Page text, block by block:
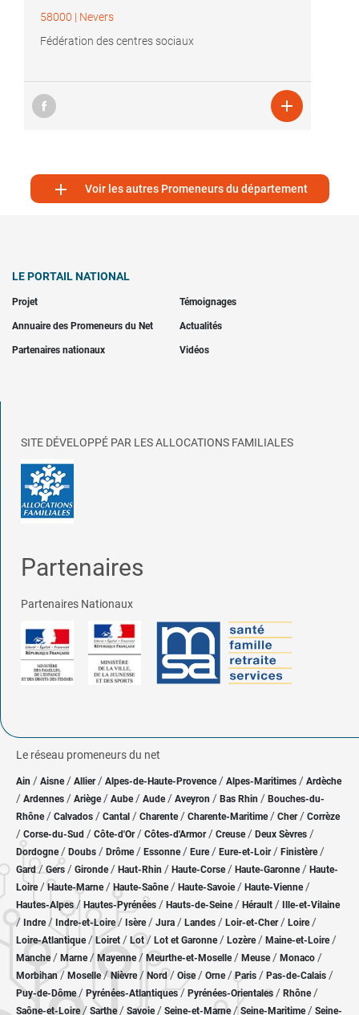
58000 | Nevers
Fédération des centres sociaux

 Voir les autres Promeneurs du département
LE PORTAIL NATIONAL
Projet Témoignages
Annuaire des Promeneurs du Net Actualités
Partenaires nationaux Vidéos
SITE DÉVELOPPÉ PAR LES ALLOCATIONS FAMILIALES
Partenaires
Partenaires Nationaux
Le réseau promeneurs du net
Ain / Aisne/ Allier/ Alpes-de-Haute-Provence / Alpes-Maritimes / Ardèche
/ Ardennes / Ariège/ Aube/ Aude / Aveyron / Bas Rhin / Bouches-du-
Rhône/ Calvados / Cantal / Charente / Charente-Maritime/ Cher / Corrèze
/ Corse-du-Sud / Côte-d'Or / Côtes-d'Armor/ Creuse/ Deux Sèvres /
Dordogne/ Doubs / Drôme/ Essonne / Eure/ Eure-et-Loir / Finistère/
Gard/Gers / Gironde/ Haut-Rhin / Haute-Corse/ Haute-Garonne/ Haute-
Loire/Haute-Marne/ Haute-Saône/ Haute-Savoie/ Haute-Vienne/
Hautes-Alpes/ Hautes-Pyrénées / Hauts-de-Seine/ Hérault / Ille-et-Vilaine
/ Indre/ Indre-et-Loire/ Isère/ Jura / Landes / Loir-et-Cher/ Loire/
Loire-Atlantique/ Loiret / Lot/ Lot et Garonne/ Lozère / Maine-et-Loire/
Manche/ Marne/ Mayenne/ Meurthe-et-Moselle/ Meuse/ Monaco /
Morbihan/ Moselle/ Nièvre / Nord/ Oise / Orne/Paris / Pas-de-Calais /
Puy-de-Dôme/ Pyrénées-Atlantiques / Pyrénées-Orientales / Rhône/
Saône-et-Loire/ Sarthe/ Savoie/ Seine-et-Marne/ Seine-Maritime/ Seine-